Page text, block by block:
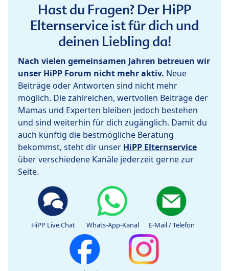
Hast du Fragen? Der HiPP
Elternservice ist für dich und
deinen Liebling da!
Nach vielen gemeinsamen Jahren betreuen wir
unser HiPP Forum nicht mehr aktiv. Neue
Beiträge oder Antworten sind nicht mehr
möglich. Die zahlreichen, wertvollen Beiträge der
Mamas und Experten bleiben jedoch bestehen
und sind weiterhin für dich zugänglich. Damit du
auch künftig die bestmögliche Beratung
bekommst, steht dir unser HiPP Elternservice
über verschiedene Kanäle jederzeit gerne zur
Seite.
HiPP Live Chat Whats-App-Kanal E-Mail / Telefon